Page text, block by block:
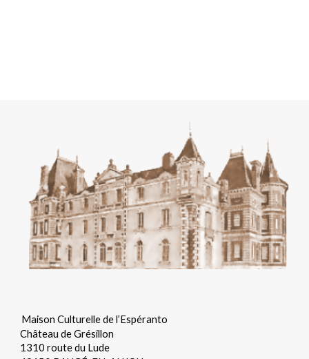
Maison Culturelle de l’Espéranto
Château de Grésillon
1310 route du Lude